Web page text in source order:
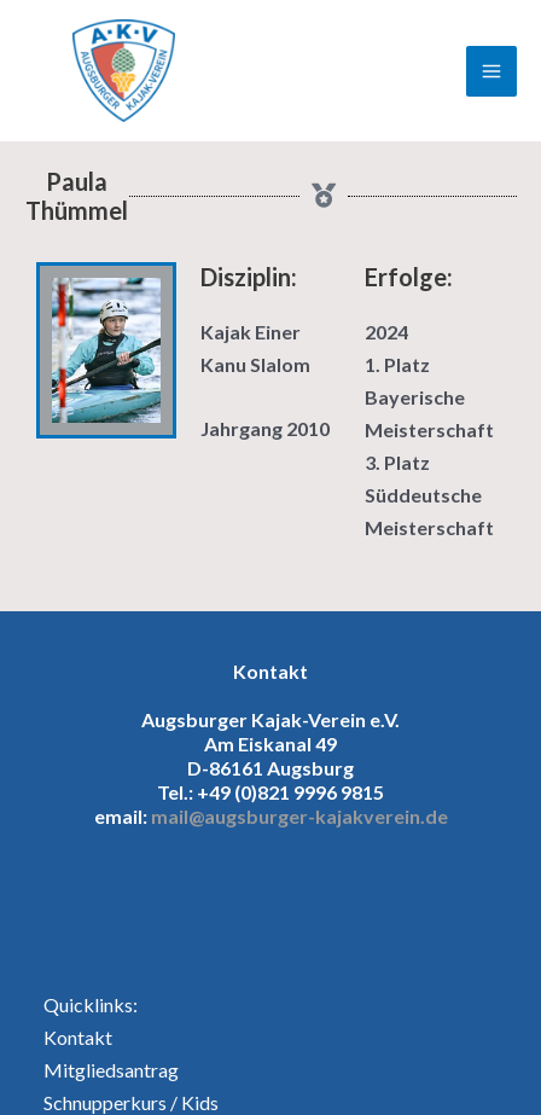
Paula
Thümmel
Disziplin:
Kajak Einer
Kanu Slalom
Jahrgang 2010
Erfolge:
2024
1. Platz
Bayerische
Meisterschaft
3. Platz
Süddeutsche
Meisterschaft
Kontakt
Augsburger Kajak-Verein e.V.
Am Eiskanal 49
D-86161 Augsburg
Tel.: +49 (0)821 9996 9815
email: mail@augsburger-kajakverein.de
Quicklinks:
Kontakt
Mitgliedsantrag
Schnupperkurs / Kids